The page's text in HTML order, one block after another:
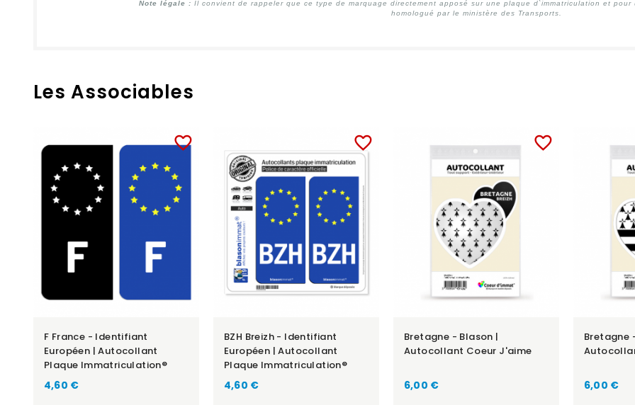
Note légale : Il convient de rappeler que ce type de marquage directement apposé sur une plaque d`immatriculation et
homologué par le ministère des Transports.
Les Associables
favorite_border
F France - Identifiant
Européen | Autocollant
Plaque Immatriculation®
Prix
4,60 €
favorite_border
BZH Breizh - Identifiant
Européen | Autocollant
Plaque Immatriculation®
Prix
4,60 €
favorite_border
Bretagne - Blason |
Autocollant Coeur J'aime
Prix
6,00 €
Bretagne
Prix
6,00 €